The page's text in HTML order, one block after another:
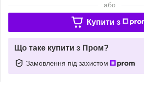
або
Купити з
Що таке купити з Пром?
Замовлення під захистом